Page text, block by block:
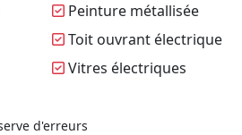
Peinture métallisée
Toit ouvrant électrique
Vitres électriques
d'erreurs